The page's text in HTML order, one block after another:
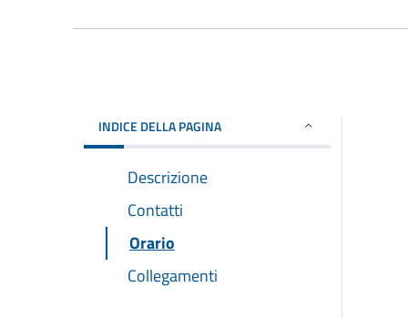
INDICE DELLA PAGINA
Descrizione
Contatti
Orario
Collegamenti